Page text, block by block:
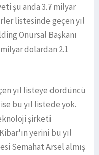
şu anda 3.7 milyar
listesinde geçen yıl
Onursal Başkanı
dolardan 2.1
yıl listeye dördüncü
bu yıl listede yok.
şirketi
yerini bu yıl
Semahat Arsel almış